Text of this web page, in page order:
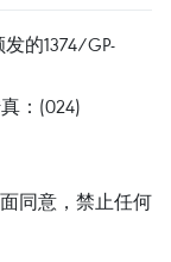
的1374/GP-
：(024)
同意，禁止任何